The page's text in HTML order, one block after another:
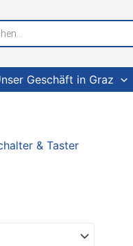
Geschäft in Graz
& Taster